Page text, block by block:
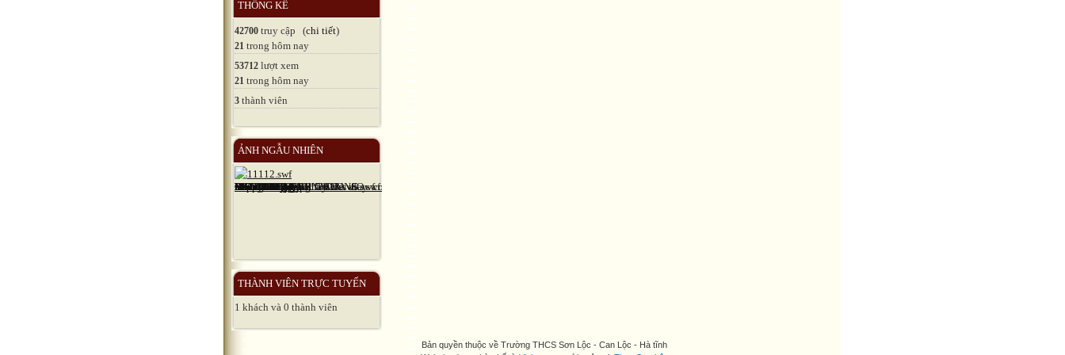
THỐNG KÊ
42700 truy cập (chi tiết)
21 trong hôm nay
53712 lượt xem
21 trong hôm nay
3 thành viên
ẢNH NGẪU NHIÊN
THÀNH VIÊN TRỰC TUYẾN
1 khách và 0 thành viên
Bản quyền thuộc về Trường THCS Sơn Lộc - Can Lộc - Hà tĩnh